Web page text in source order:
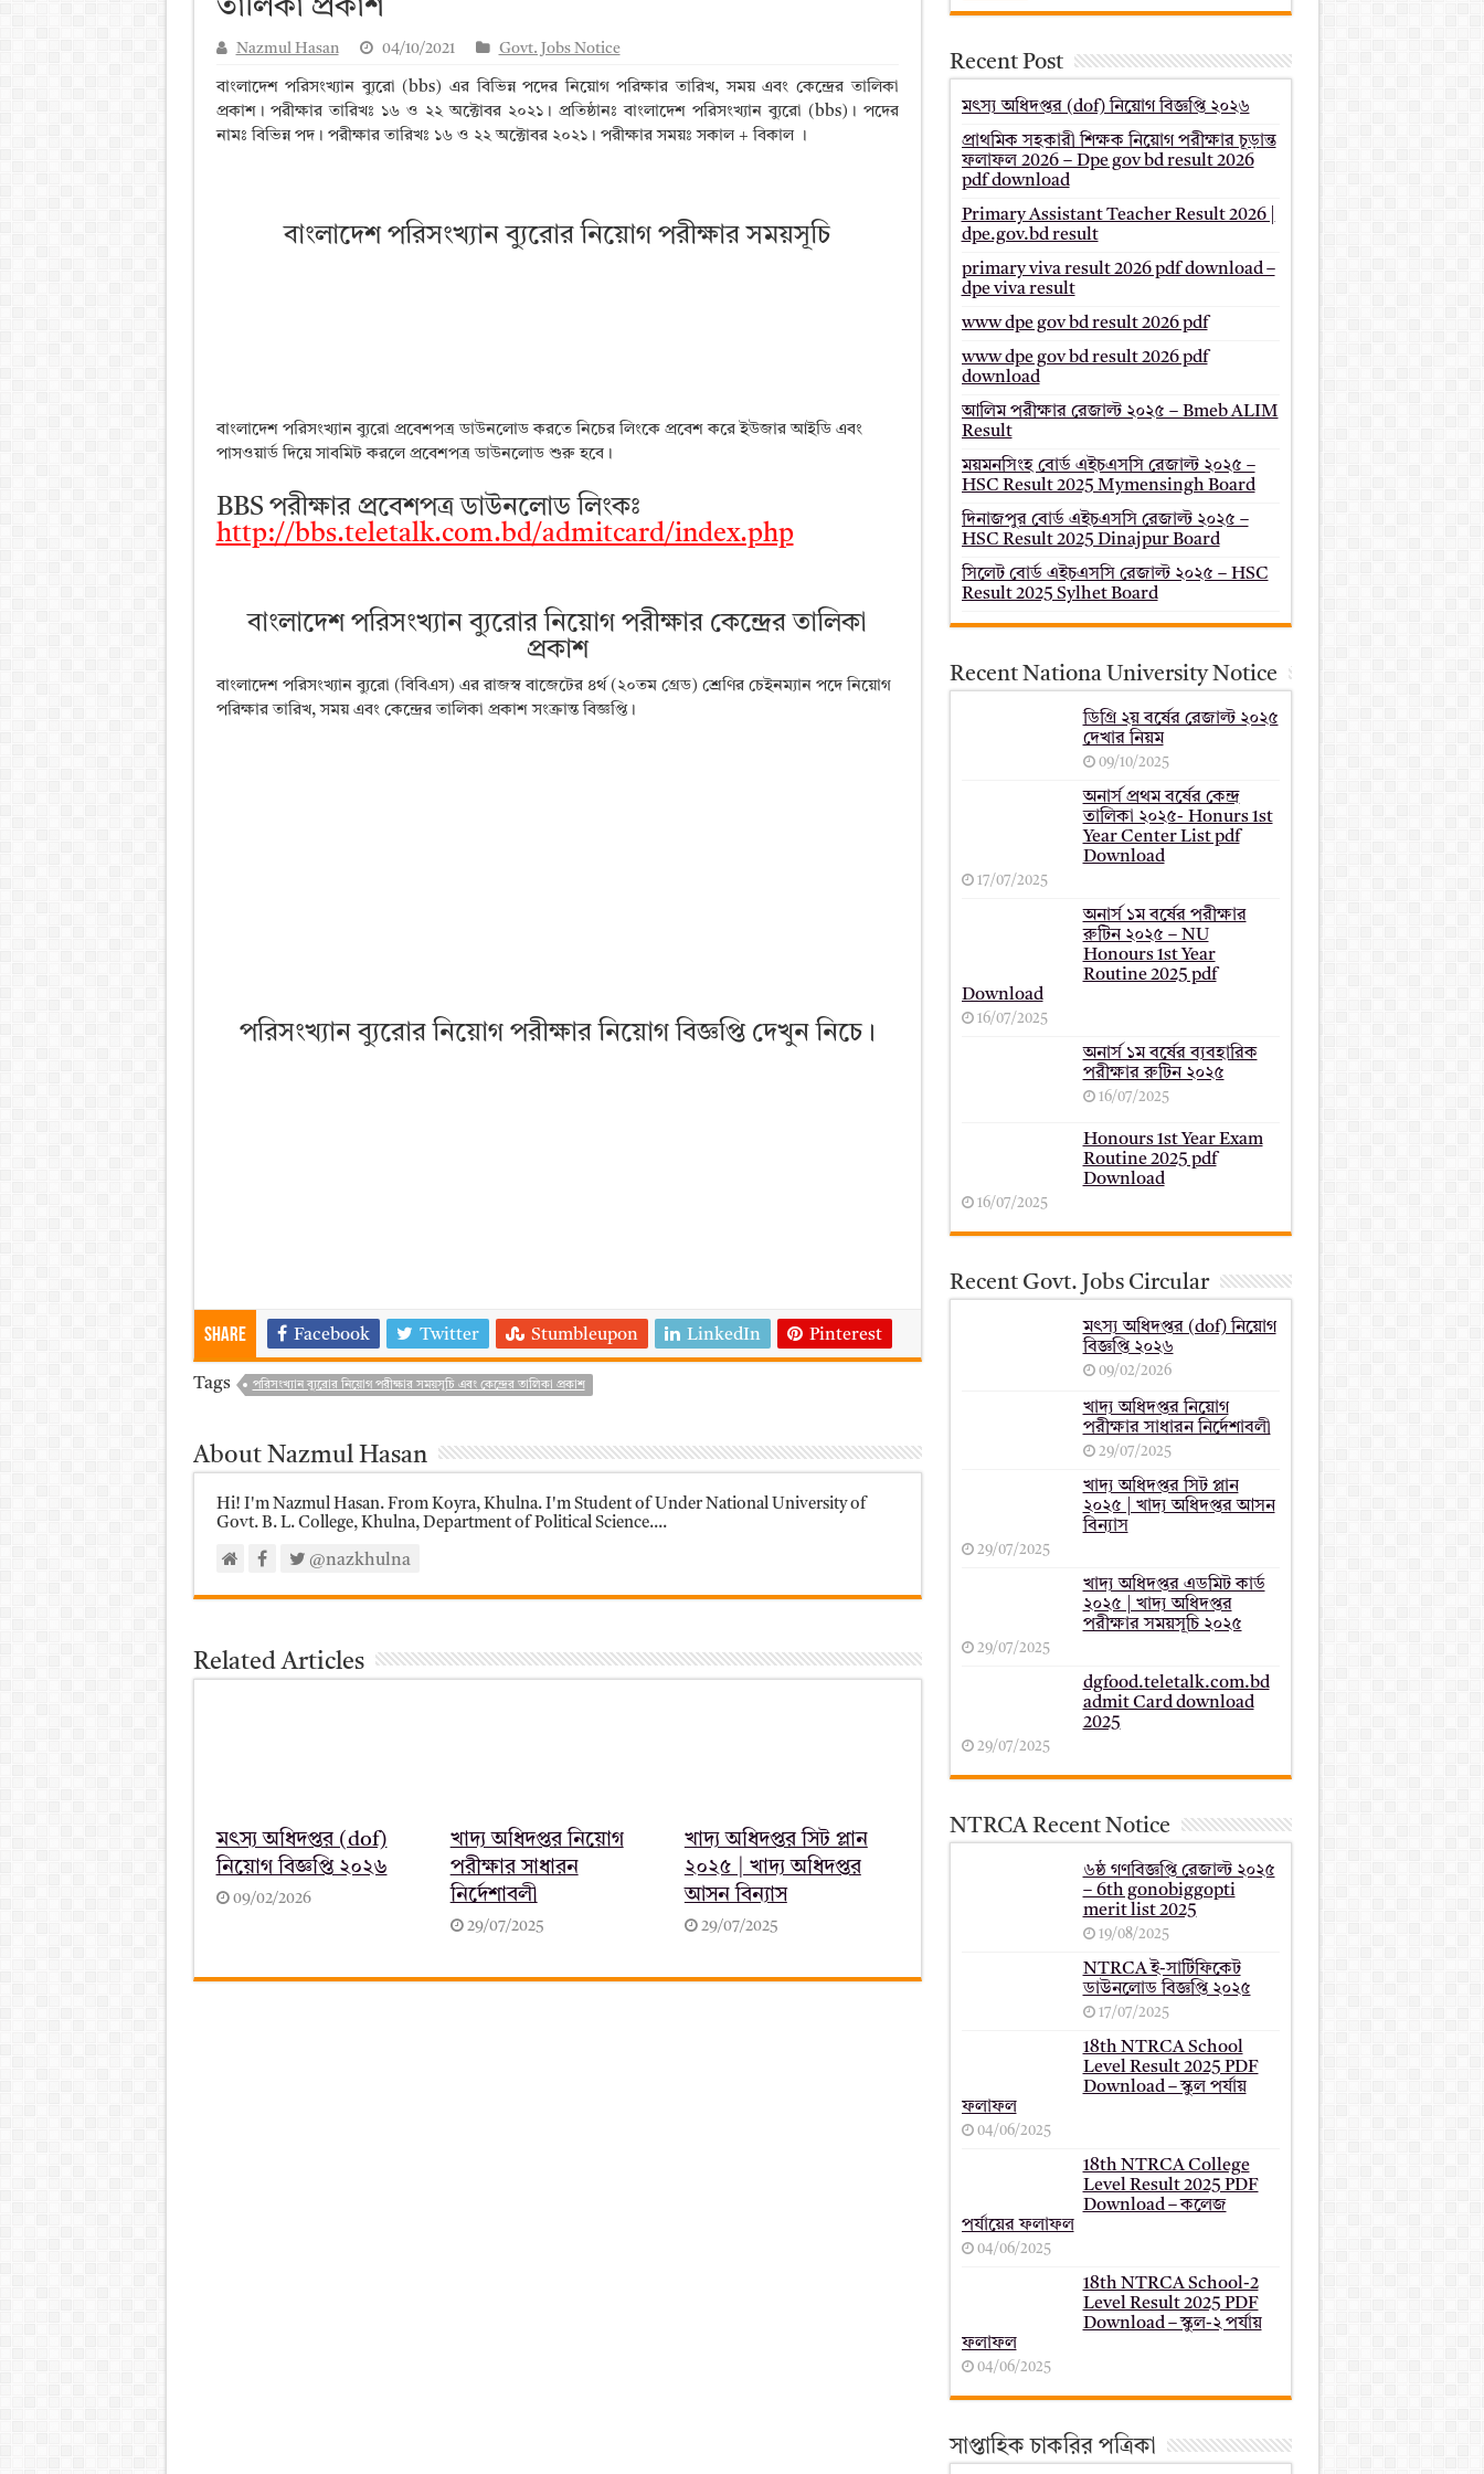
দিনাজপুর বোর্ড এইচএসসি রেজাল্ট ২০২৫ – HSC Result 2025 Dinajpur Board
সিলেট বোর্ড এইচএসসি রেজাল্ট ২০২৫ – HSC Result 2025 Sylhet Board
তালিকা প্রকাশ
Nazmul Hasan 04/10/2021 Govt. Jobs Notice
বাংলাদেশ পরিসংখ্যান ব্যুরো (bbs) এর বিভিন্ন পদের নিয়োগ পরিক্ষার তারিখ, সময় এবং কেন্দ্রের তালিকা
প্রকাশ। পরীক্ষার তারিখঃ ১৬ ও ২২ অক্টোবর ২০২১। প্রতিষ্ঠানঃ বাংলাদেশ পরিসংখ্যান ব্যুরো (bbs)। পদের
নামঃ বিভিন্ন পদ। পরীক্ষার তারিখঃ ১৬ ও ২২ অক্টোবর ২০২১। পরীক্ষার সময়ঃ সকাল + বিকাল ।
বাংলাদেশ পরিসংখ্যান ব্যুরোর নিয়োগ পরীক্ষার সময়সূচি
বাংলাদেশ পরিসংখ্যান ব্যুরো প্রবেশপত্র ডাউনলোড করতে নিচের লিংকে প্রবেশ করে ইউজার আইডি এবং
পাসওয়ার্ড দিয়ে সাবমিট করলে প্রবেশপত্র ডাউনলোড শুরু হবে।
BBS পরীক্ষার প্রবেশপত্র ডাউনলোড লিংকঃ
http://bbs.teletalk.com.bd/admitcard/index.php
বাংলাদেশ পরিসংখ্যান ব্যুরোর নিয়োগ পরীক্ষার কেন্দ্রের তালিকা
প্রকাশ
বাংলাদেশ পরিসংখ্যান ব্যুরো (বিবিএস) এর রাজস্ব বাজেটের ৪র্থ (২০তম গ্রেড) শ্রেণির চেইনম্যান পদে নিয়োগ
পরিক্ষার তারিখ, সময় এবং কেন্দ্রের তালিকা প্রকাশ সংক্রান্ত বিজ্ঞপ্তি।
পরিসংখ্যান ব্যুরোর নিয়োগ পরীক্ষার নিয়োগ বিজ্ঞপ্তি দেখুন নিচে।
Share Facebook Twitter Stumbleupon LinkedIn Pinterest
Tags পরিসংখ্যান ব্যুরোর নিয়োগ পরীক্ষার সময়সূচি এবং কেন্দ্রের তালিকা প্রকাশ
About Nazmul Hasan
Hi! I'm Nazmul Hasan. From Koyra, Khulna. I'm Student of Under National University of
Govt. B. L. College, Khulna, Department of Political Science....
@nazkhulna
Related Articles
মৎস্য অধিদপ্তর (dof)
নিয়োগ বিজ্ঞপ্তি ২০২৬
09/02/2026
খাদ্য অধিদপ্তর নিয়োগ
পরীক্ষার সাধারন
নির্দেশাবলী
29/07/2025
খাদ্য অধিদপ্তর সিট প্লান
২০২৫ | খাদ্য অধিদপ্তর
আসন বিন্যাস
29/07/2025
Recent Post
মৎস্য অধিদপ্তর (dof) নিয়োগ বিজ্ঞপ্তি ২০২৬
প্রাথমিক সহকারী শিক্ষক নিয়োগ পরীক্ষার চূড়ান্ত
ফলাফল 2026 – Dpe gov bd result 2026
pdf download
Primary Assistant Teacher Result 2026 |
dpe.gov.bd result
primary viva result 2026 pdf download –
dpe viva result
www dpe gov bd result 2026 pdf
www dpe gov bd result 2026 pdf
download
আলিম পরীক্ষার রেজাল্ট ২০২৫ – Bmeb ALIM
Result
ময়মনসিংহ বোর্ড এইচএসসি রেজাল্ট ২০২৫ –
HSC Result 2025 Mymensingh Board
দিনাজপুর বোর্ড এইচএসসি রেজাল্ট ২০২৫ –
HSC Result 2025 Dinajpur Board
সিলেট বোর্ড এইচএসসি রেজাল্ট ২০২৫ – HSC
Result 2025 Sylhet Board
Recent Nationa University Notice
ডিগ্রি ২য় বর্ষের রেজাল্ট ২০২৫
দেখার নিয়ম
09/10/2025
অনার্স প্রথম বর্ষের কেন্দ্র
তালিকা ২০২৫- Honurs 1st
Year Center List pdf
Download
17/07/2025
অনার্স ১ম বর্ষের পরীক্ষার
রুটিন ২০২৫ – NU
Honours 1st Year
Routine 2025 pdf
Download
16/07/2025
অনার্স ১ম বর্ষের ব্যবহারিক
পরীক্ষার ‍রুটিন ২০২৫
16/07/2025
Honours 1st Year Exam
Routine 2025 pdf
Download
16/07/2025
Recent Govt. Jobs Circular
মৎস্য অধিদপ্তর (dof) নিয়োগ
বিজ্ঞপ্তি ২০২৬
09/02/2026
খাদ্য অধিদপ্তর নিয়োগ
পরীক্ষার সাধারন নির্দেশাবলী
29/07/2025
খাদ্য অধিদপ্তর সিট প্লান
২০২৫ | খাদ্য অধিদপ্তর আসন
বিন্যাস
29/07/2025
খাদ্য অধিদপ্তর এডমিট কার্ড
২০২৫ | খাদ্য অধিদপ্তর
পরীক্ষার সময়সূচি ২০২৫
29/07/2025
dgfood.teletalk.com.bd
admit Card download
2025
29/07/2025
NTRCA Recent Notice
৬ষ্ঠ গণবিজ্ঞপ্তি রেজাল্ট ২০২৫
– 6th gonobiggopti
merit list 2025
19/08/2025
NTRCA ই-সার্টিফিকেট
ডাউনলোড বিজ্ঞপ্তি ২০২৫
17/07/2025
18th NTRCA School
Level Result 2025 PDF
Download – স্কুল পর্যায়
ফলাফল
04/06/2025
18th NTRCA College
Level Result 2025 PDF
Download – কলেজ
পর্যায়ের ফলাফল
04/06/2025
18th NTRCA School-2
Level Result 2025 PDF
Download – স্কুল-২ পর্যায়
ফলাফল
04/06/2025
সাপ্তাহিক চাকরির পত্রিকা